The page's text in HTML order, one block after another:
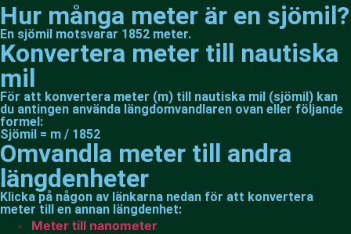
Hur många meter är en sjömil?
En sjömil motsvarar 1852 meter.
Konvertera meter till nautiska
mil
För att konvertera meter (m) till nautiska mil (sjömil) kan
du antingen använda längdomvandlaren ovan eller följande
formel:
Sjömil = m / 1852
Omvandla meter till andra
längdenheter
Klicka på någon av länkarna nedan för att konvertera
meter till en annan längdenhet:
Meter till nanometer